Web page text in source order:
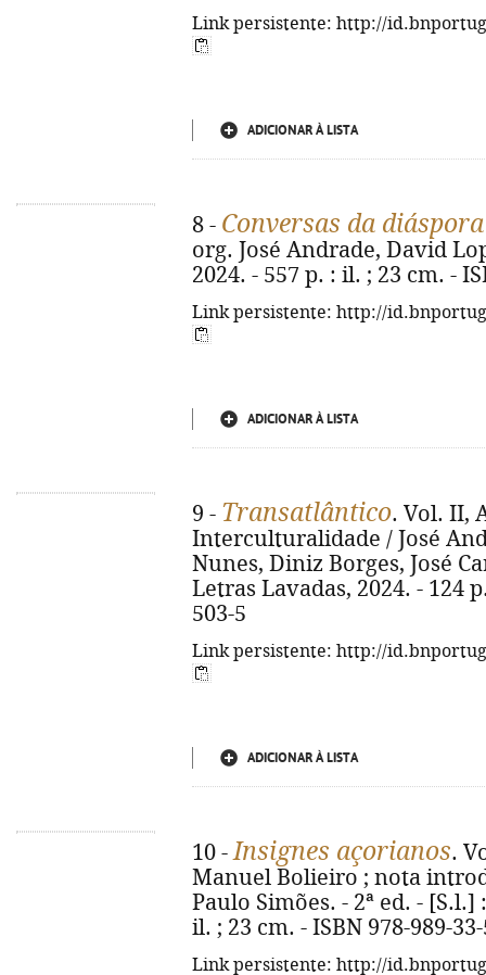
Link persistente: http://
ADICIONAR À LISTA
8 - Conversas da diáspora
org. José Andrade, David
2024. - 557 p. : il. ; 23 cm. -
Link persistente: http://
ADICIONAR À LISTA
9 - Transatlântico. Vol. II,
Interculturalidade / José
Nunes, Diniz Borges, José
Letras Lavadas, 2024. - 124
503-5
Link persistente: http://
ADICIONAR À LISTA
10 -Insignes açorianos.
Manuel Bolieiro ; nota
Paulo Simões. - 2ª ed. -
il. ; 23 cm. - ISBN 978-989-
Link persistente: http://